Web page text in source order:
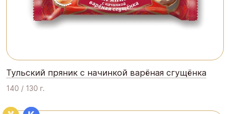
Тульский пряник с начинкой варёная сгущёнка
140 / 130 г.